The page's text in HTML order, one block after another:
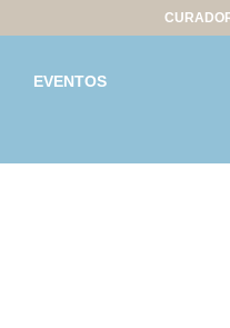
EVENTOS